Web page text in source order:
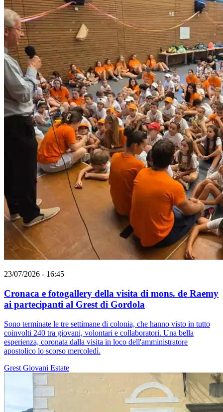
23/07/2026 - 16:45
Cronaca e fotogallery della visita di mons. de Raemy
ai partecipanti al Grest di Gordola
Sono terminate le tre settimane di colonia, che hanno visto in tutto
coinvolti 240 tra giovani, volontari e collaboratori. Una bella
esperienza, coronata dalla visita in loco dell'amministratore
apostolico lo scorso mercoledì.
Grest Giovani Estate